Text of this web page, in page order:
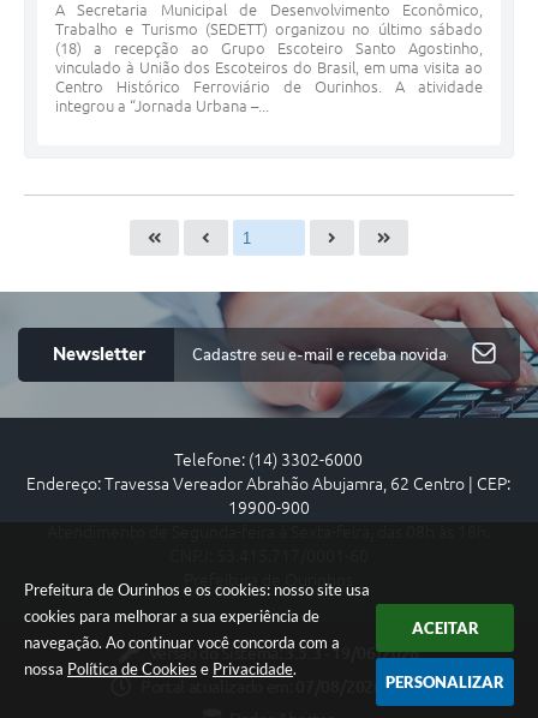
Prefeitura de Ourinhos e os cookies: nosso site usa
cookies para melhorar a sua experiência de
navegação. Ao continuar você concorda com a
nossa Política de Cookies e Privacidade.
ACEITAR
PERSONALIZAR
A Secretaria Municipal de Desenvolvimento Econômico,
Trabalho e Turismo (SEDETT) organizou no último sábado
(18) a recepção ao Grupo Escoteiro Santo Agostinho,
vinculado à União dos Escoteiros do Brasil, em uma visita ao
Centro Histórico Ferroviário de Ourinhos. A atividade
integrou a “Jornada Urbana –...
Newsletter
Telefone: (14) 3302-6000
Endereço: Travessa Vereador Abrahão Abujamra, 62 Centro | CEP:
19900-900
Prefeitura de Ourinhos
Versão do Sistema:3.5.3 - 19/06/2026
07/08/2026 09:54